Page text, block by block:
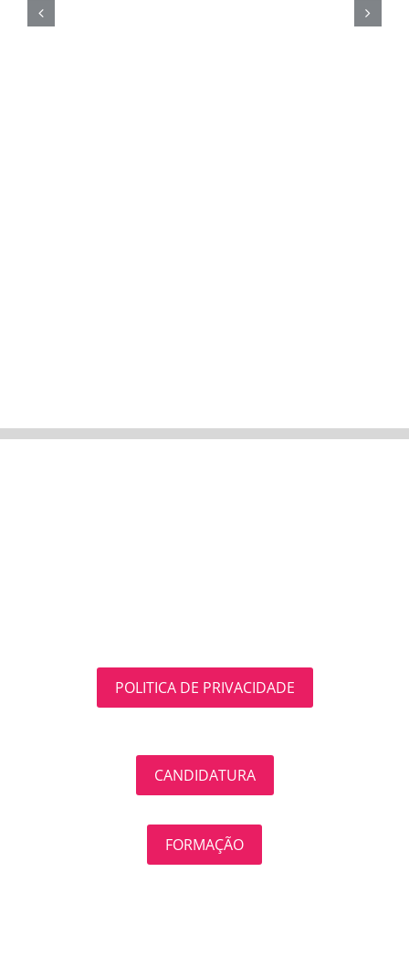
POLITICA DE PRIVACIDADE
CANDIDATURA
FORMAÇÃO